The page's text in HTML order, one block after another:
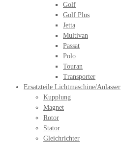
Golf
Golf Plus
Jetta
Multivan
Passat
Polo
Touran
Transporter
Ersatzteile Lichtmaschine/Anlasser
Kupplung
Magnet
Rotor
Stator
Gleichrichter